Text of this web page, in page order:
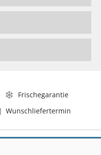
Frischegarantie
Wunschliefertermin